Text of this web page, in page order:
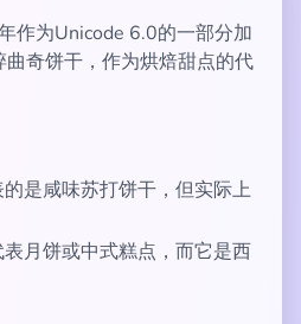
作为Unicode 6.0的一部分加
奇饼干，作为烘焙甜点的代
是咸味苏打饼干，但实际上
月饼或中式糕点，而它是西